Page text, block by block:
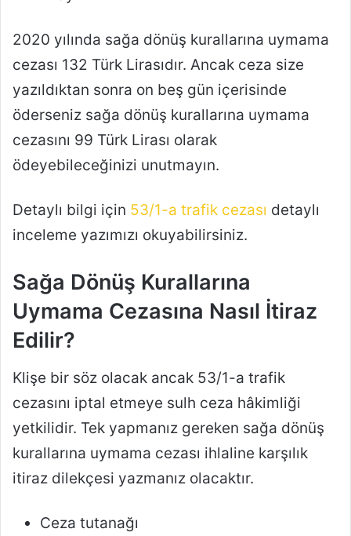
2020 yılında sağa dönüş kurallarına uymama
cezası 132 Türk Lirasıdır. Ancak ceza size
yazıldıktan sonra on beş gün içerisinde
öderseniz sağa dönüş kurallarına uymama
cezasını 99 Türk Lirası olarak
ödeyebileceğinizi unutmayın.
Detaylı bilgi için 53/1-a trafik cezası detaylı
inceleme yazımızı okuyabilirsiniz.
Sağa Dönüş Kurallarına
Uymama Cezasına Nasıl İtiraz
Edilir?
Klişe bir söz olacak ancak 53/1-a trafik
cezasını iptal etmeye sulh ceza hâkimliği
yetkilidir. Tek yapmanız gereken sağa dönüş
kurallarına uymama cezası ihlaline karşılık
itiraz dilekçesi yazmanız olacaktır.
Ceza tutanağı